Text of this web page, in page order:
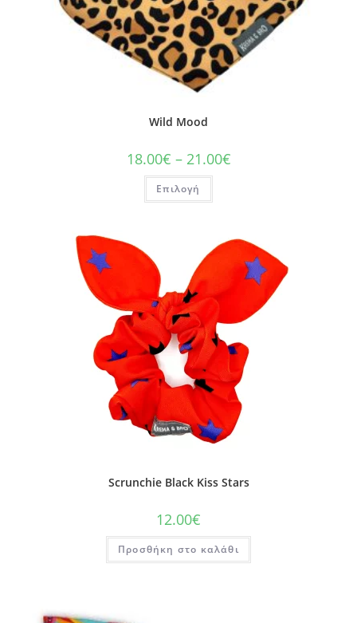
Wild Mood
18.00€ – 21.00€
Επιλογή
Scrunchie Black Kiss Stars
12.00€
Προσθήκη στο καλάθι